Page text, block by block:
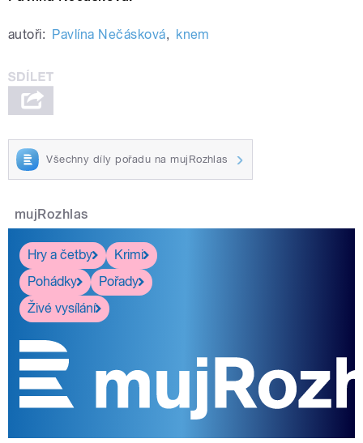
autoři: Pavlína Nečásková, knem
Všechny díly pořadu na mujRozhlas
mujRozhlas
Hry a četby
Krimi
Pohádky
Pořady
Živé vysílání